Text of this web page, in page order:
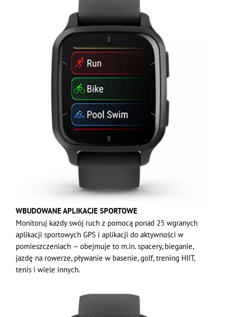
WBUDOWANE APLIKACJE SPORTOWE
Monitoruj każdy swój ruch z pomocą ponad 25 wgranych
aplikacji sportowych GPS i aplikacji do aktywności w
pomieszczeniach — obejmuje to m.in. spacery, bieganie,
jazdę na rowerze, pływanie w basenie, golf, trening HIIT,
tenis i wiele innych.